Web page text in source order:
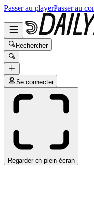
Passer au playerPasser au
Rechercher
Se connecter
Regarder en plein écran